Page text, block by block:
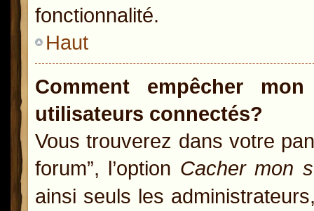
fonctionnalité.
Haut
Comment empêcher
utilisateurs connectés?
Vous trouverez dans votre
forum”, l’option Cacher mon
ainsi seuls les